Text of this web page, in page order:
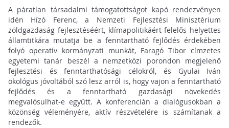
A páratlan társadalmi támogatottságot kapó rendezvényen
idén Hízó Ferenc, a Nemzeti Fejlesztési Minisztérium
zöldgazdaság fejlesztéséért, klímapolitikáért felelős helyettes
államtitkára mutatja be a fenntartható fejlődés érdekében
folyó operatív kormányzati munkát, Faragó Tibor címzetes
egyetemi tanár beszél a nemzetközi porondon megjelenő
fejlesztési és fenntarthatósági célokról, és Gyulai Iván
ökológus jóvoltából szó lesz arról is, hogy vajon a fenntartható
fejlődés és a fenntartható gazdasági növekedés
megvalósulhat-e együtt. A konferencián a dialógusokban a
közönség véleményére, aktív részvételére is számítanak a
rendezők.